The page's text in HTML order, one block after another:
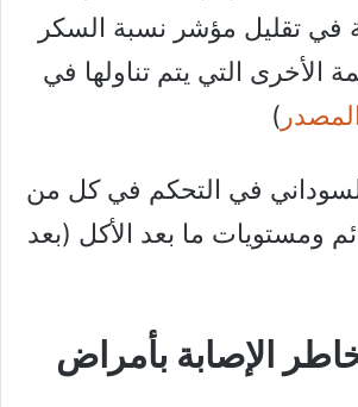
في تقليل مؤشر نسبة السكر
الأخرى التي يتم تناولها في
المصدر )
في التحكم في كل من
ومستويات ما بعد الأكل (بعد
الإصابة بأمراض